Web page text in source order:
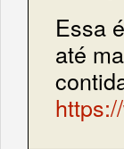
Essa
até